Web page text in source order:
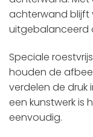
achterwand blijft
uitgebalanceerd
Speciale
houden de
verdelen de druk
een kunstwerk is
eenvoudig.